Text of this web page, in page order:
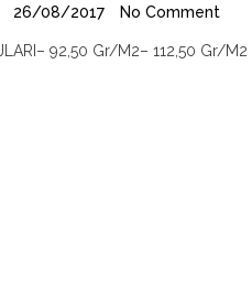
26/08/2017 No Comment
92,50 Gr/M2– 112,50 Gr/M2